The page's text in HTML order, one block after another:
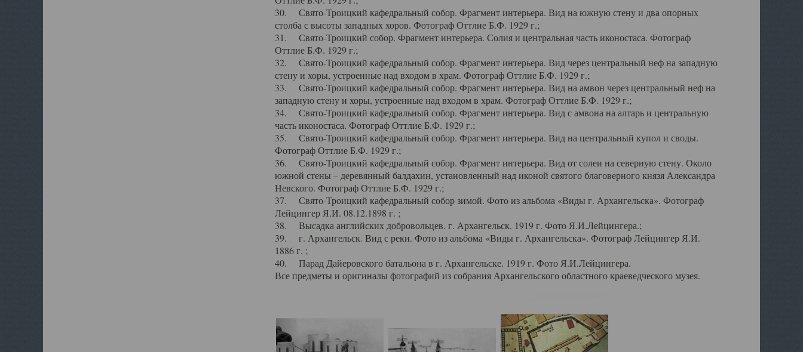
30. Свято-Троицкий кафедральный собор. Фрагмент интерьера. Вид на южную стену и два опорных
столба с высоты западных хоров. Фотограф Оттлие Б.Ф. 1929 г.;
31. Свято-Троицкий собор. Фрагмент интерьера. Солия и центральная часть иконостаса. Фотограф
Оттлие Б.Ф. 1929 г.;
32. Свято-Троицкий кафедральный собор. Фрагмент интерьера. Вид через центральный неф на западную
стену и хоры, устроенные над входом в храм. Фотограф Оттлие Б.Ф. 1929 г.;
33. Свято-Троицкий кафедральный собор. Фрагмент интерьера. Вид на амвон через центральный неф на
западную стену и хоры, устроенные над входом в храм. Фотограф Оттлие Б.Ф. 1929 г.;
34. Свято-Троицкий кафедральный собор. Фрагмент интерьера. Вид с амвона на алтарь и центральную
часть иконостаса. Фотограф Оттлие Б.Ф. 1929 г.;
35. Свято-Троицкий кафедральный собор. Фрагмент интерьера. Вид на центральный купол и своды.
Фотограф Оттлие Б.Ф. 1929 г.;
36. Свято-Троицкий кафедральный собор. Фрагмент интерьера. Вид от солеи на северную стену. Около
южной стены – деревянный балдахин, установленный над иконой святого благоверного князя Александра
Невского. Фотограф Оттлие Б.Ф. 1929 г.;
37. Свято-Троицкий кафедральный собор зимой. Фото из альбома «Виды г. Архангельска». Фотограф
Лейцингер Я.И. 08.12.1898 г. ;
38. Высадка английских добровольцев. г. Архангельск. 1919 г. Фото Я.И.Лейцингера.;
39. г. Архангельск. Вид с реки. Фото из альбома «Виды г. Архангельска». Фотограф Лейцингер Я.И.
1886 г. ;
40. Парад Дайеровского батальона в г. Архангельске. 1919 г. Фото Я.И.Лейцингера.
Все предметы и оригиналы фотографий из собрания Архангельского областного краеведческого музея.